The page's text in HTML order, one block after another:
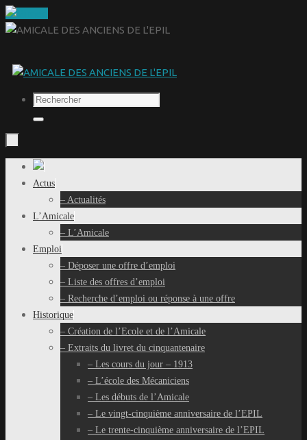
Passer
au
Recherche
pour
Rechercher
Passer
Actus
– Actualités
L’Amicale
– L’Amicale
Emploi
– Déposer une offre d’emploi
– Liste des offres d’emploi
– Recherche d’emploi ou réponse à une offre
Historique
– Création de l’Ecole et de l’Amicale
– Extraits du livret du cinquantenaire
– Les cours du jour – 1913
– L’école des Mécaniciens
– Les débuts de l’Amicale
– Le vingt-cinquième anniversaire de l’EPIL
– Le trente-cinquième anniversaire de l’EPIL